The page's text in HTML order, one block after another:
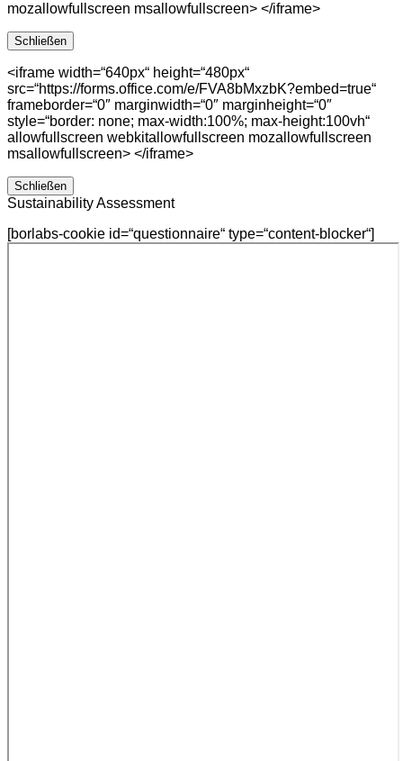
mozallowfullscreen msallowfullscreen> </iframe>
Schließen
<iframe width=“640px“ height=“480px“
src=“https://forms.office.com/e/FVA8bMxzbK?embed=true“
frameborder=“0″ marginwidth=“0″ marginheight=“0″
style=“border: none; max-width:100%; max-height:100vh“
allowfullscreen webkitallowfullscreen mozallowfullscreen
msallowfullscreen> </iframe>
Schließen
Sustainability Assessment
[borlabs-cookie id=“questionnaire“ type=“content-blocker“]